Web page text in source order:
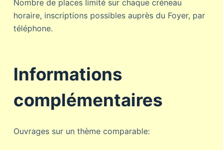
Nombre de places limité sur chaque créneau
horaire, inscriptions possibles auprès du Foyer, par
téléphone.
Informations
complémentaires
Ouvrages sur un thème comparable: